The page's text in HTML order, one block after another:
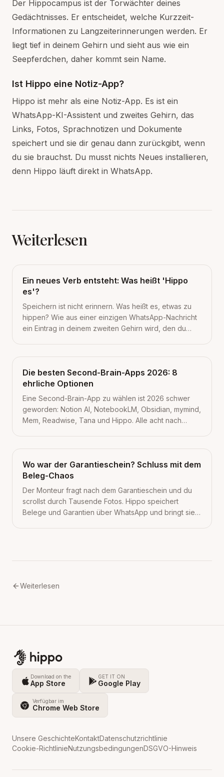
Der Hippocampus ist der Torwächter deines
Gedächtnisses. Er entscheidet, welche Kurzzeit-
Informationen zu Langzeiterinnerungen werden. Er
liegt tief in deinem Gehirn und sieht aus wie ein
Seepferdchen, daher kommt sein Name.
Ist Hippo eine Notiz-App?
Hippo ist mehr als eine Notiz-App. Es ist ein
WhatsApp-KI-Assistent und zweites Gehirn, das
Links, Fotos, Sprachnotizen und Dokumente
speichert und sie dir genau dann zurückgibt, wenn
du sie brauchst. Du musst nichts Neues installieren,
denn Hippo läuft direkt in WhatsApp.
Weiterlesen
Ein neues Verb entsteht: Was heißt 'Hippo
es'?
Speichern ist nicht erinnern. Was heißt es, etwas zu
hippen? Wie aus einer einzigen WhatsApp-Nachricht
ein Eintrag in deinem zweiten Gehirn wird, den du
Die besten Second-Brain-Apps 2026: 8
ehrliche Optionen
Eine Second-Brain-App zu wählen ist 2026 schwer
geworden: Notion AI, NotebookLM, Obsidian, mymind,
Mem, Readwise, Tana und Hippo. Alle acht nach
Wo war der Garantieschein? Schluss mit dem
Beleg-Chaos
Der Monteur fragt nach dem Garantieschein und du
scrollst durch Tausende Fotos. Hippo speichert
Belege und Garantien über WhatsApp und bringt sie
Weiterlesen
Download on the
App Store
GET IT ON
Google Play
Verfügbar im
Chrome Web Store
Unsere GeschichteKontaktDatenschutzrichtlinie
Cookie-RichtlinieNutzungsbedingungenDSGVO-Hinweis